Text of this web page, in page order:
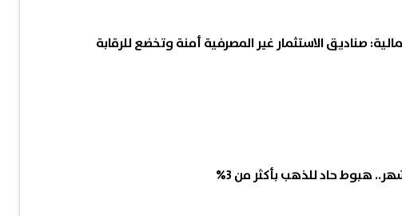
صناديق الاستثمار غير المصرفية أمنة وتخضع للرقابة